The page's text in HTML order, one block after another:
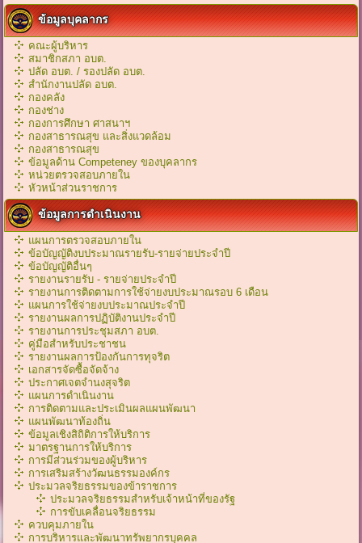
ข้อมูลบุคลากร
คณะผู้บริหาร
สมาชิกสภา อบต.
ปลัด อบต. / รองปลัด อบต.
สำนักงานปลัด อบต.
กองคลัง
กองช่าง
กองการศึกษา ศาสนาฯ
กองสาธารณสุข และสิ่งแวดล้อม
กองสาธารณสุข
ข้อมูลด้าน Competeney ของบุคลากร
หน่วยตรวจสอบภายใน
หัวหน้าส่วนราชการ
ข้อมูลการดำเนินงาน
แผนการตรวจสอบภายใน
ข้อบัญญัติงบประมาณรายรับ-รายจ่ายประจำปี
ข้อบัญญัติอื่นๆ
รายงานรายรับ - รายจ่ายประจำปี
รายงานการติดตามการใช้จ่ายงบประมาณรอบ 6 เดือน
แผนการใช้จ่ายงบประมาณประจำปี
รายงานผลการปฏิบัติงานประจำปี
รายงานการประชุมสภา อบต.
คู่มือสำหรับประชาชน
รายงานผลการป้องกันการทุจริต
เอกสารจัดซื้อจัดจ้าง
ประกาศเจตจำนงสุจริต
แผนการดำเนินงาน
การติดตามและประเมินผลแผนพัฒนา
แผนพัฒนาท้องถิ่น
ข้อมูลเชิงสิถิติการให้บริการ
มาตรฐานการให้บริการ
การมีส่วนร่วมของผู้บริหาร
การเสริมสร้างวัฒนธรรมองค์กร
ประมวลจริยธรรมของข้าราชการ
ประมวลจริยธรรมสำหรับเจ้าหน้าที่ของรัฐ
การขับเคลื่อนจริยธรรม
ควบคุมภายใน
การบริหารและพัฒนาทรัพยากรบุคคล